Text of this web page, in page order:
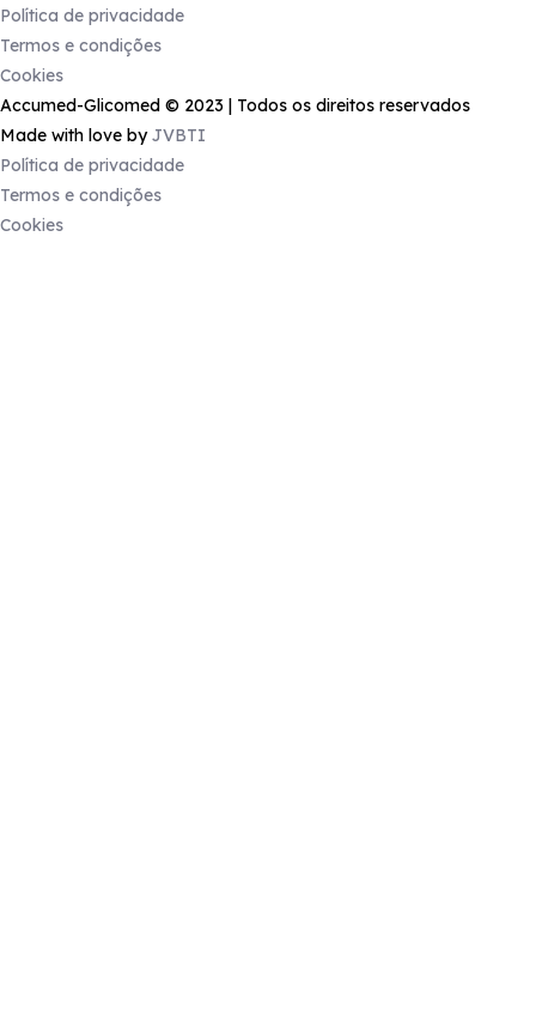
Política de privacidade
Termos e condições
Cookies
Accumed-Glicomed © 2023 | Todos os direitos reservados
Made with love byJVBTI
Política de privacidade
Termos e condições
Cookies